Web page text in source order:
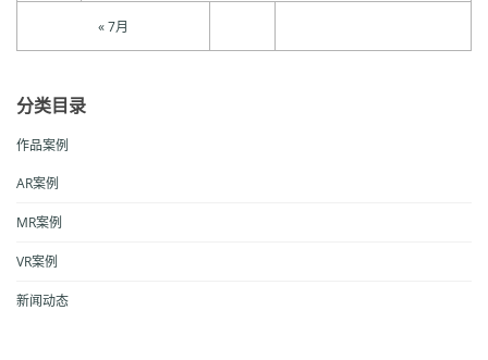
« 7月
分类目录
作品案例
AR案例
MR案例
VR案例
新闻动态